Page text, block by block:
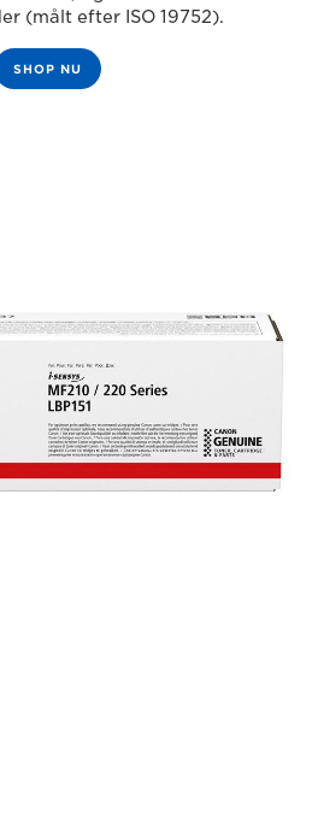
(målt efter ISO 19752).
SHOP NU